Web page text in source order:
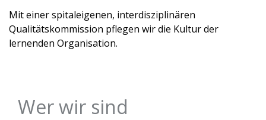
Mit einer spitaleigenen, interdisziplinären
Qualitätskommission pflegen wir die Kultur der
lernenden Organisation.
Wer wir sind